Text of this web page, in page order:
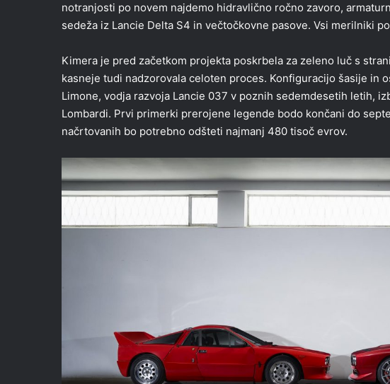
notranjosti po novem najdemo hidravlično ročno zavoro,
sedeža iz Lancie Delta S4 in večtočkovne pasove. Vsi merilniki
Kimera je pred začetkom projekta poskrbela za zeleno luč s
kasneje tudi nadzorovala celoten proces. Konfiguracijo šasije in
Limone, vodja razvoja Lancie 037 v poznih sedemdesetih letih,
Lombardi. Prvi primerki prerojene legende bodo končani do
načrtovanih bo potrebno odšteti najmanj 480 tisoč evrov.